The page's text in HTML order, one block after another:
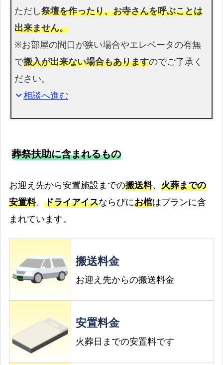
ただし祭壇を作ったり、お寺さんを呼ぶことは
出来ません。
※お部屋の間口が狭い場合やエレベータの有無
で搬入が出来ない場合もありますのでご了承く
ださい。
expand_more相談へ進む
葬祭扶助に含まれるもの
お迎え先から安置施設までの搬送料、 火葬までの
安置料、 ドライアイスならびにお棺はプランに含
まれています。
搬送料金
お迎え先からの搬送料金
安置料金
火葬日までの安置料です